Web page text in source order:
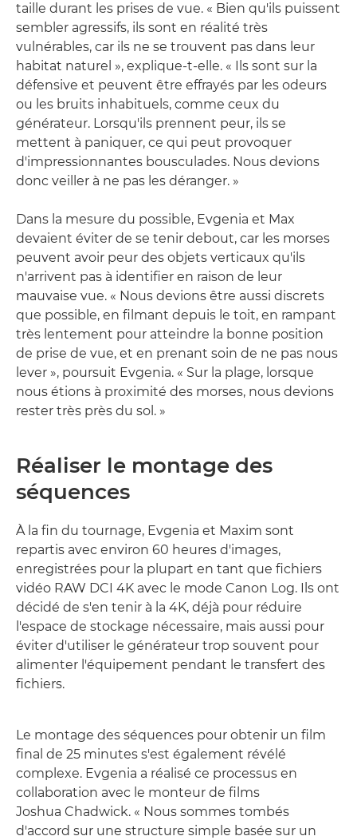
taille durant les prises de vue. « Bien qu'ils puissent
sembler agressifs, ils sont en réalité très
vulnérables, car ils ne se trouvent pas dans leur
habitat naturel », explique-t-elle. « Ils sont sur la
défensive et peuvent être effrayés par les odeurs
ou les bruits inhabituels, comme ceux du
générateur. Lorsqu'ils prennent peur, ils se
mettent à paniquer, ce qui peut provoquer
d'impressionnantes bousculades. Nous devions
donc veiller à ne pas les déranger. »
Dans la mesure du possible, Evgenia et Max
devaient éviter de se tenir debout, car les morses
peuvent avoir peur des objets verticaux qu'ils
n'arrivent pas à identifier en raison de leur
mauvaise vue. « Nous devions être aussi discrets
que possible, en filmant depuis le toit, en rampant
très lentement pour atteindre la bonne position
de prise de vue, et en prenant soin de ne pas nous
lever », poursuit Evgenia. « Sur la plage, lorsque
nous étions à proximité des morses, nous devions
rester très près du sol. »
Réaliser le montage des
séquences
À la fin du tournage, Evgenia et Maxim sont
repartis avec environ 60 heures d'images,
enregistrées pour la plupart en tant que fichiers
vidéo RAW DCI 4K avec le mode Canon Log. Ils ont
décidé de s'en tenir à la 4K, déjà pour réduire
l'espace de stockage nécessaire, mais aussi pour
éviter d'utiliser le générateur trop souvent pour
alimenter l'équipement pendant le transfert des
fichiers.
Le montage des séquences pour obtenir un film
final de 25 minutes s'est également révélé
complexe. Evgenia a réalisé ce processus en
collaboration avec le monteur de films
Joshua Chadwick. « Nous sommes tombés
d'accord sur une structure simple basée sur un